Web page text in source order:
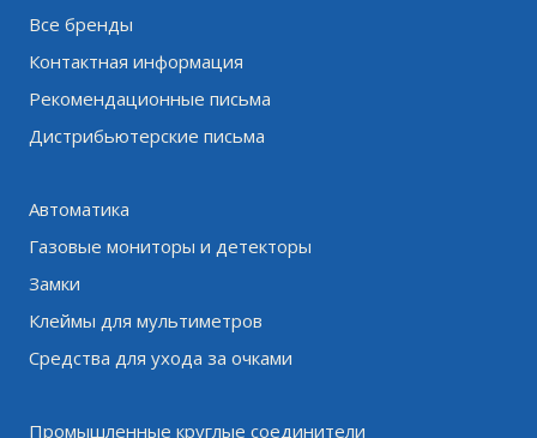
Все бренды
Контактная информация
Рекомендационные письма
Дистрибьютерские письма
Автоматика
Газовые мониторы и детекторы
Замки
Клеймы для мультиметров
Средства для ухода за очками
Промышленные круглые соединители